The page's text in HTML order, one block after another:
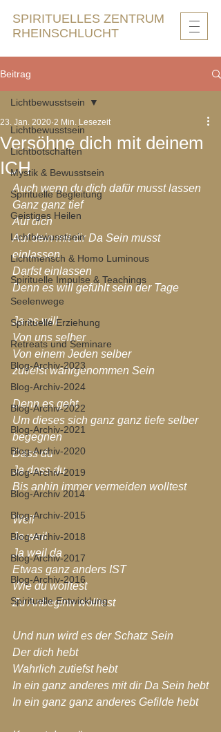
SPIRITUELLES ZENTRUM
RHEINSCHLUCHT
Beitrag
Lichtbewusstsein
Lichtbotschaften
Mystik & Bewusstsein
Spirituelle Begleitung
Geistiges Heilen
Lichtbewusstsein
Lichtmensch & Homo Luminous
Spirituelle Impulse & Teachings
Seelenwege
Spirituelle Erziehung
Retreats und Seminare
Blog-Archiv-2023
Blog-Archiv-2024
Blog-Archiv-2022
Blog-Archiv-2021
Blog-Archiv-2020
Blog-Archiv-2019
Blog-Archiv 2014
Blog-Archiv-2015
Blog-Archiv-2018
Blog-Archiv-2017
Blog-Archiv-2016
Spirituelle Entwicklung
Lichtbewusstsein
Versöhne dich mit deinem
ICH
23. Jan. 2020 2 Min. Lesezeit
Auch wenn du dich dafür musst lassen
Ganz ganz tief
Auf dich
Auf dein mit dir Da Sein musst
einlassen
Darfst einlassen
Denn es will gefühlt sein der Tage
Ja es will
Von uns selber
Von einem Jeden selber
zutiefst wahrgenommen Sein
Denn es geht
Um dieses sich ganz ganz tiefe selber
begegnen
Dass du
Ja dass du
Bis anhin immer vermeiden wolltest
Weil
Ja weil
Ja weil da
Etwas ganz anders IST
Wie du wolltest
Zu Anbeginn wolltest
Und nun wird es der Schatz Sein
Der dich hebt
Wahrlich zutiefst hebt
In ein ganz anderes mit dir Da Sein hebt
In ein ganz ganz anderes Gefilde hebt